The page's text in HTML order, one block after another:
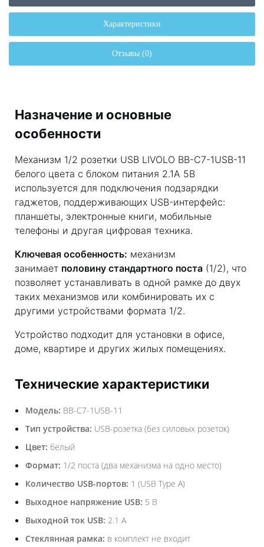
Характеристики
Отзывы (0)
Назначение и основные
особенности
Механизм 1/2 розетки USB LIVOLO BB-C7-1USB-11
белого цвета с блоком питания 2.1А 5В
используется для подключения подзарядки
гаджетов, поддерживающих USB-интерфейс:
планшеты, электронные книги, мобильные
телефоны и другая цифровая техника.
Ключевая особенность: механизм
занимает половину стандартного поста (1/2), что
позволяет устанавливать в одной рамке до двух
таких механизмов или комбинировать их с
другими устройствами формата 1/2.
Устройство подходит для установки в офисе,
доме, квартире и других жилых помещениях.
Технические характеристики
Модель: BB-C7-1USB-11
Тип устройства: USB-розетка (без силовых розеток)
Цвет: белый
Формат: 1/2 поста (два механизма на одно место)
Количество USB-портов: 1 (USB Type A)
Выходное напряжение USB: 5 В
Выходной ток USB: 2.1 А
Стеклянная рамка: в комплект не входит